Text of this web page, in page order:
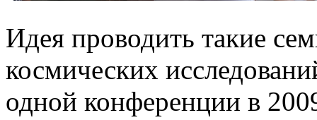
Идея проводить такие
космических
одной конференции в